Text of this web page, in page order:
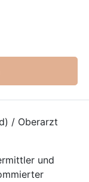
/ Oberarzt
und